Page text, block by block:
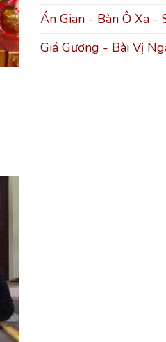
Án Gian - Bàn Ô Xa -
Giá Gương - Bài Vị